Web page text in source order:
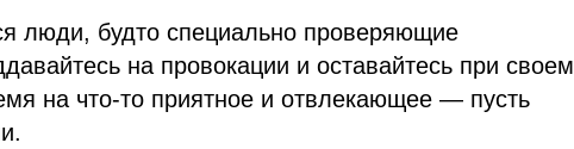
люди, будто специально проверяющие
на провокации и оставайтесь при своем
на что-то приятное и отвлекающее — пусть